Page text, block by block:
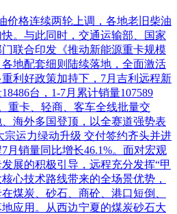
价格连续两轮上调，各地老旧柴油
。与此同时，交通运输部、国家
联合印发《推动新能源重卡规模
地配套细则陆续落地，全面激活
利好政策加持下，7月吉利远程新
台，1-7月累计销量107589
重卡、轻商、客车全线批量交
海外多国登顶，以全赛道强势表
宗运力绿动升级 交付签约齐头并进
月销量同比增长46.1%。面对宏观
展的积极引导，远程充分发挥“甲
心技术路线带来的全场景优势，
煤炭、砂石、商砼、港口短倒、
应用。从西边宁夏的煤炭砂石大